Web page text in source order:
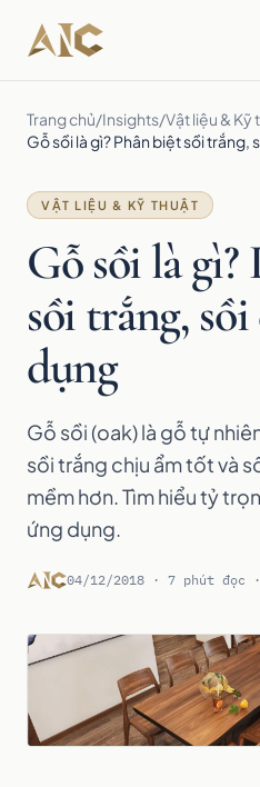
Bỏ qua tới nội dung
Trang chủ/Insights/Vật liệu & Kỹ
Gỗ sồi là gì? Phân biệt sồi trắng,
VẬT LIỆU & KỸ THUẬT
Gỗ sồi là gì?
sồi trắng,
dụng
Gỗ sồi (oak) là gỗ tự
sồi trắng chịu ẩm tốt và
mềm hơn. Tìm hiểu tỷ
ứng dụng.
04/12/2018 · 7 phút đọc ·